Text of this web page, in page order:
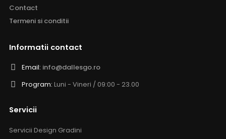
Contact
Termeni si conditii
Informatii contact
Email: info@dallesgo.ro
Program: Luni - Vineri / 09:00 - 23.00
Servicii
Servicii Design Gradini